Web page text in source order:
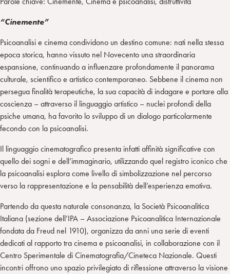
“Cinemente”
Psicoanalisi e cinema condividono un destino comune: nati nella stessa
epoca storica, hanno vissuto nel Novecento una straordinaria
espansione, continuando a influenzare profondamente il panorama
culturale, scientifico e artistico contemporaneo. Sebbene il cinema non
persegua finalità terapeutiche, la sua capacità di indagare e portare alla
coscienza – attraverso il linguaggio artistico – nuclei profondi della
psiche umana, ha favorito lo sviluppo di un dialogo particolarmente
fecondo con la psicoanalisi.
Il linguaggio cinematografico presenta infatti affinità significative con
quello dei sogni e dell’immaginario, utilizzando quel registro iconico che
la psicoanalisi esplora come livello di simbolizzazione nel percorso
verso la rappresentazione e la pensabilità dell’esperienza emotiva.
Partendo da questa naturale consonanza, la Società Psicoanalitica
Italiana (sezione dell’IPA – Associazione Psicoanalitica Internazionale
fondata da Freud nel 1910), organizza da anni una serie di eventi
dedicati al rapporto tra cinema e psicoanalisi, in collaborazione con il
Centro Sperimentale di Cinematografia/Cineteca Nazionale. Questi
incontri offrono uno spazio privilegiato di riflessione attraverso la visione